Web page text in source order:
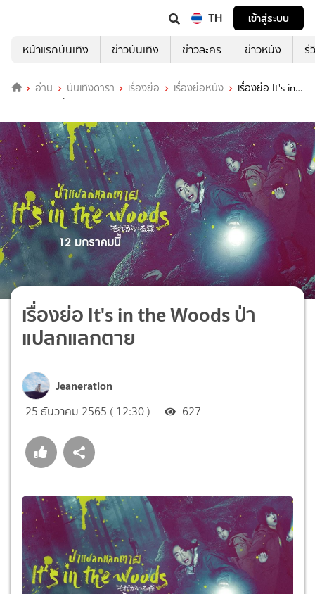
TH
เข้าสู่ระบบ
หน้าแรกบันเทิง
ข่าวบันเทิง ข่าวละคร ข่าวหนัง รี
อ่าน บันเทิงดารา เรื่องย่อ เรื่องย่อหนัง
เรื่องย่อ It's in
the Woods ป่าแปลกแลกตาย
เรื่องย่อ It's in the Woods ป่า
แปลกแลกตาย
Jeaneration
25 ธันวาคม 2565 ( 12:30 ) 627